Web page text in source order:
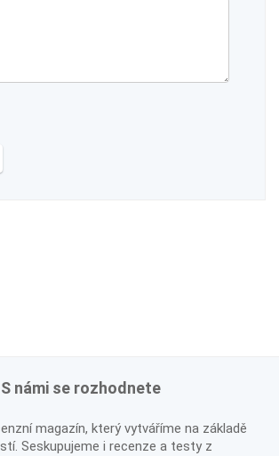
námi se rozhodnete
magazín, který vytváříme na základě
Seskupujeme i recenze a testy z